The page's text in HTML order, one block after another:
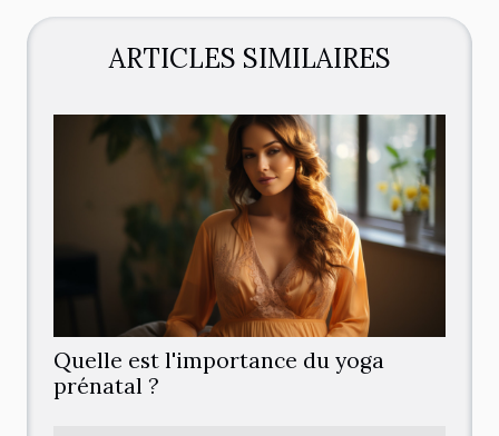
ARTICLES SIMILAIRES
Quelle est l'importance du yoga
prénatal ?